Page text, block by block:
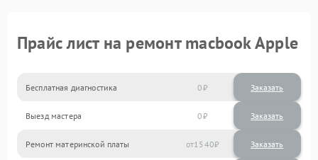
Прайс лист на ремонт macbook Apple
Бесплатная диагностика 0 Заказать
Выезд мастера 0 Заказать
Ремонт материнской платы 1540